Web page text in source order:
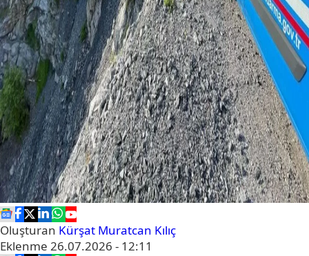
Oluşturan Kürşat Muratcan Kılıç
Eklenme 26.07.2026 - 12:11